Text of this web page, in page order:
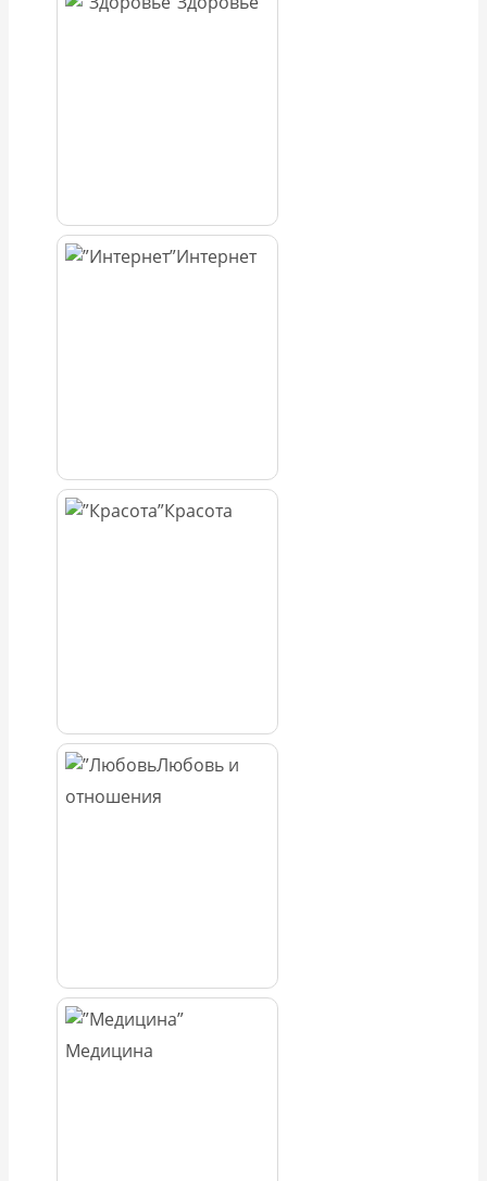
Интернет
Красота
Любовь и
отношения
Медицина